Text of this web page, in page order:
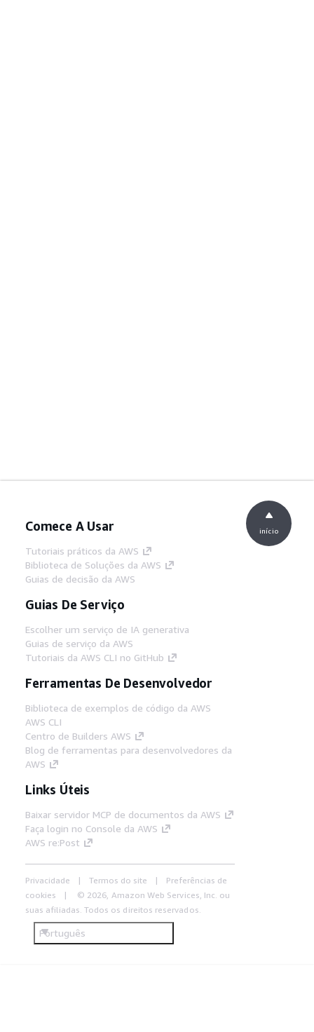
Comece A Usar
Tutoriais práticos da AWS
Biblioteca de Soluções da AWS
Guias de decisão da AWS
Guias De Serviço
Escolher um serviço de IA generativa
Guias de serviço da AWS
Tutoriais da AWS CLI no GitHub
Ferramentas De Desenvolvedor
Biblioteca de exemplos de código da AWS
AWS CLI
Centro de Builders AWS
Blog de ferramentas para desenvolvedores da
AWS
Links Úteis
Baixar servidor MCP de documentos da AWS
Faça login no Console da AWS
AWS re:Post
Privacidade Termos do site
Preferências de
cookies
© 2026, Amazon Web Services, Inc. ou
suas afiliadas. Todos os direitos reservados.
Português
início